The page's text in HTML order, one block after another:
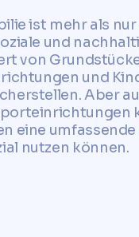
ist mehr als
und
von
und
Aber
eine
nutzen können.